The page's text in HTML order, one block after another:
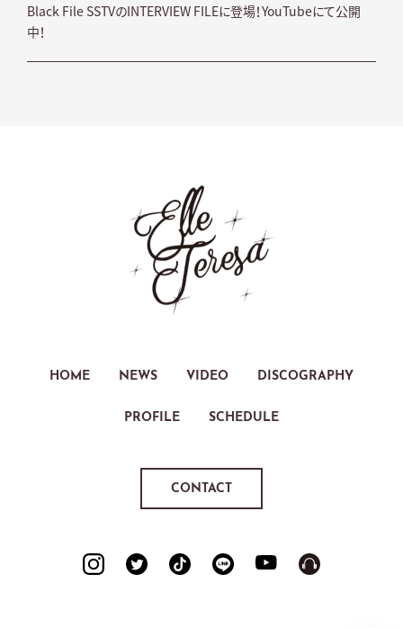
Black File SSTVのINTERVIEW FILEに登場！YouTubeにて公開
中！
HOME NEWS VIDEO DISCOGRAPHY
PROFILE SCHEDULE
CONTACT